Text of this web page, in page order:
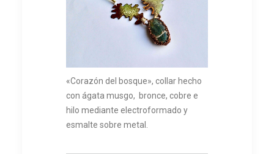
«Corazón del bosque», collar hecho
con ágata musgo, bronce, cobre e
hilo mediante electroformado y
esmalte sobre metal.